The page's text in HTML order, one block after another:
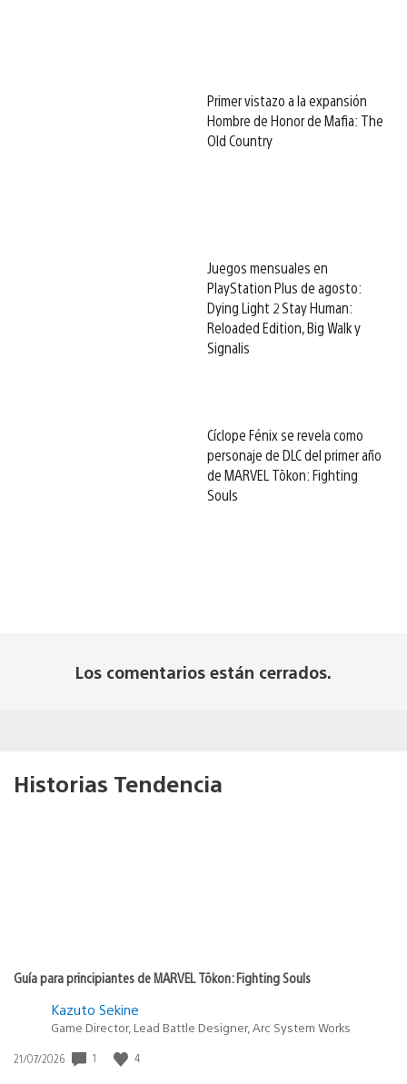
Primer vistazo a la expansión
Hombre de Honor de Mafia: The
Old Country
Juegos mensuales en
PlayStation Plus de agosto:
Dying Light 2 Stay Human:
Reloaded Edition, Big Walk y
Signalis
Cíclope Fénix se revela como
personaje de DLC del primer año
de MARVEL Tōkon: Fighting
Souls
Los comentarios están cerrados.
Historias Tendencia
Guía para principiantes de MARVEL Tōkon: Fighting Souls
Kazuto Sekine
Game Director, Lead Battle Designer, Arc System Works
Fecha
21/07/2026 1 4